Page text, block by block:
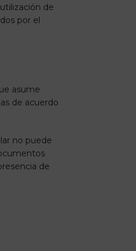
de
por el
asume
de acuerdo
no puede
de